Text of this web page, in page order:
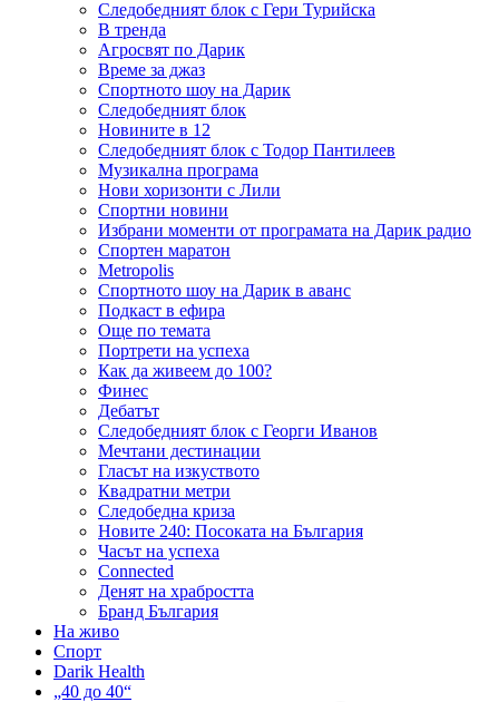
Следобедният блок с Гери Турийска
В тренда
Агросвят по Дарик
Време за джаз
Спортното шоу на Дарик
Следобедният блок
Новините в 12
Следобедният блок с Тодор Пантилеев
Музикална програма
Нови хоризонти с Лили
Спортни новини
Избрани моменти от програмата на Дарик радио
Спортен маратон
Metropolis
Спортното шоу на Дарик в аванс
Подкаст в ефира
Още по темата
Портрети на успеха
Как да живеем до 100?
Финес
Дебатът
Следобедният блок с Георги Иванов
Мечтани дестинации
Гласът на изкуството
Квадратни метри
Следобедна криза
Новите 240: Посоката на България
Часът на успеха
Connected
Денят на храбростта
Бранд България
На живо
Спорт
Darik Health
„40 до 40“